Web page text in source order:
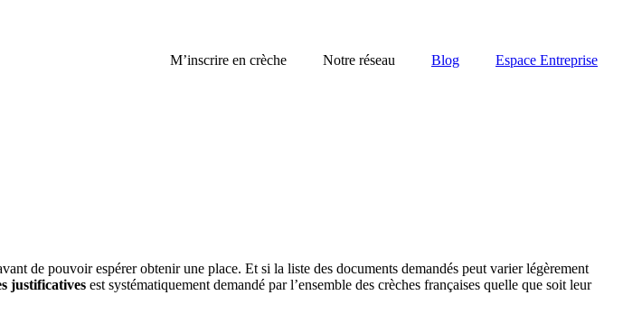
M’inscrire en crèche Notre réseau Blog
Espace Entreprise
de pouvoir espérer obtenir une place. Et si la liste des documents demandés peut varier légèrement
justificatives est systématiquement demandé par l’ensemble des crèches françaises quelle que soit leur